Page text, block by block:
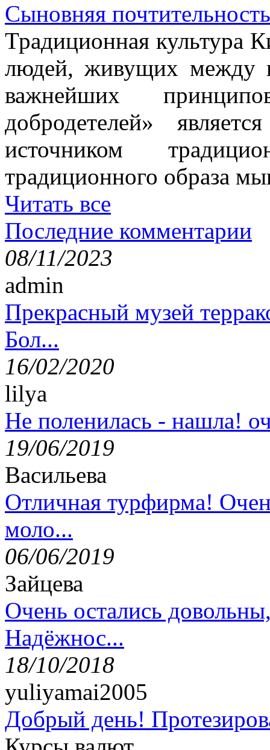
Сыновняя почтительность
Традиционная культура
людей, живущих между
важнейших
добродетелей»
источником
традиционного образа
Читать все
Последние комментарии
08/11/2023
admin
Прекрасный музей
Бол...
16/02/2020
lilya
Не поленилась - нашла!
19/06/2019
Васильева
Отличная турфирма!
моло...
06/06/2019
Зайцева
Очень остались
Надёжнос...
18/10/2018
yuliyamai2005
Добрый день!